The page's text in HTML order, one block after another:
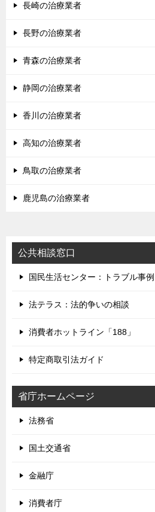
長崎の治療業者
長野の治療業者
青森の治療業者
静岡の治療業者
香川の治療業者
高知の治療業者
鳥取の治療業者
鹿児島の治療業者
公共相談窓口
国民生活センター：トラブル事例
法テラス：法的争いの相談
消費者ホットライン「188」
特定商取引法ガイド
省庁ホームページ
法務省
国土交通省
金融庁
消費者庁